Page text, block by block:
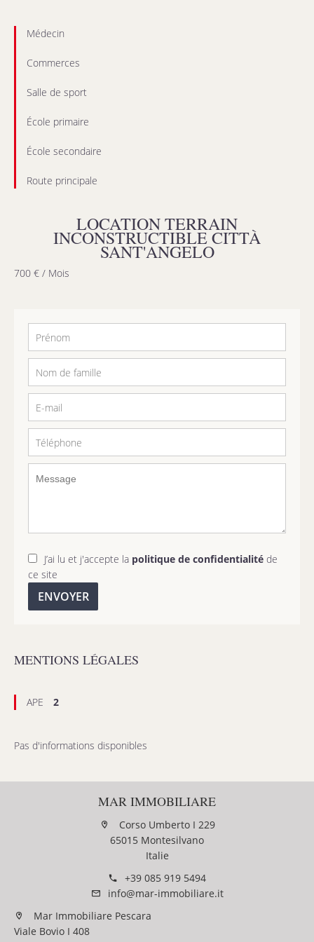
Médecin
Commerces
Salle de sport
École primaire
École secondaire
Route principale
LOCATION TERRAIN
INCONSTRUCTIBLE CITTÀ
SANT'ANGELO
700 € / Mois
J’ai lu et j'accepte la politique de confidentialité de
ce site
ENVOYER
MENTIONS LÉGALES
APE 2
Pas d'informations disponibles
MAR IMMOBILIARE
Corso Umberto I 229
65015 Montesilvano
Italie
+39 085 919 5494
info@mar-immobiliare.it
Mar Immobiliare Pescara
Viale Bovio I 408